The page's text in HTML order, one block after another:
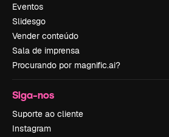
Eventos
Slidesgo
Vender conteúdo
Sala de imprensa
Procurando por magnific.ai?
Siga-nos
Suporte ao cliente
Instagram